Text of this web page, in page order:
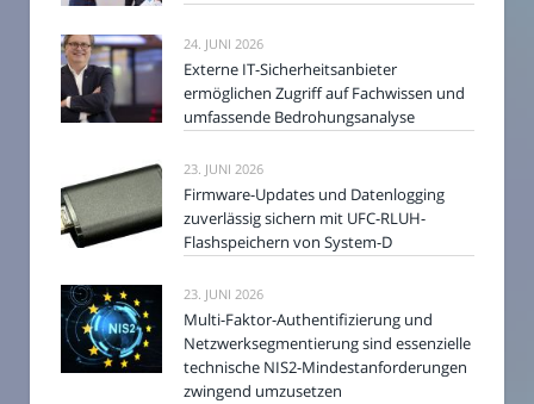
24. JUNI 2026
Externe IT-Sicherheitsanbieter
ermöglichen Zugriff auf Fachwissen und
umfassende Bedrohungsanalyse
23. JUNI 2026
Firmware-Updates und Datenlogging
zuverlässig sichern mit UFC-RLUH-
Flashspeichern von System-D
23. JUNI 2026
Multi-Faktor-Authentifizierung und
Netzwerksegmentierung sind essenzielle
technische NIS2-Mindestanforderungen
zwingend umzusetzen